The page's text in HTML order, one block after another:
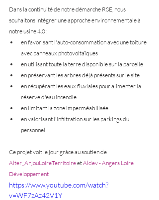
Dans la continuité de notre démarche RSE, nous
souhaitons intégrer une approche environnementale à
notre usine 4.0 :
en favorisant l'auto-consommation avec une toiture
avec panneaux photovoltaïques
en utilisant toute la terre disponible sur la parcelle
en préservant les arbres déjà présents sur le site
en récupérant les eaux fluviales pour alimenter la
réserve d'eau incendie
en limitant la zone imperméabilisée
en valorisant l'infiltration sur les parkings du
personnel
Ce projet voit le jour grâce au soutien de
Alter_AnjouLoireTerritoire et Aldev - Angers Loire
Développement
https://www.youtube.com/watch?
v=WF7zAz42V1Y